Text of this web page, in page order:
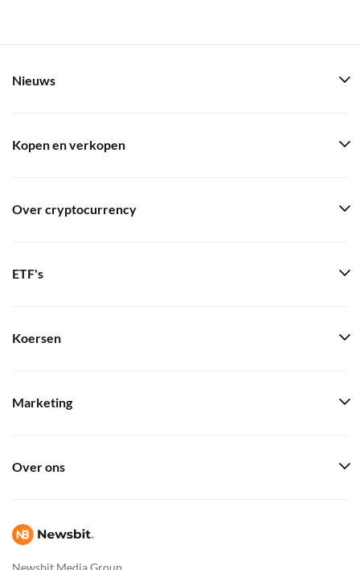
Newsbit Media Group
Nieuws
Kopen en verkopen
Over cryptocurrency
ETF's
Koersen
Marketing
Over ons